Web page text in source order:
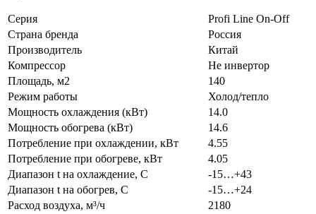
Серия
Profi Line On-Off
Страна бренда
Россия
Производитель
Китай
Компрессор
Не инвертор
Площадь, м2
140
Режим работы
Холод/тепло
Мощность охлаждения (кВт)
14.0
Мощность обогрева (кВт)
14.6
Потребление при охлаждении, кВт
4.55
Потребление при обогреве, кВт
4.05
Диапазон t на охлаждение, С
-15…+43
Диапазон t на обогрев, С
-15…+24
Расход воздуха, м³/ч
2180